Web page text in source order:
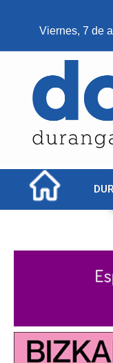
Viernes, 7 de